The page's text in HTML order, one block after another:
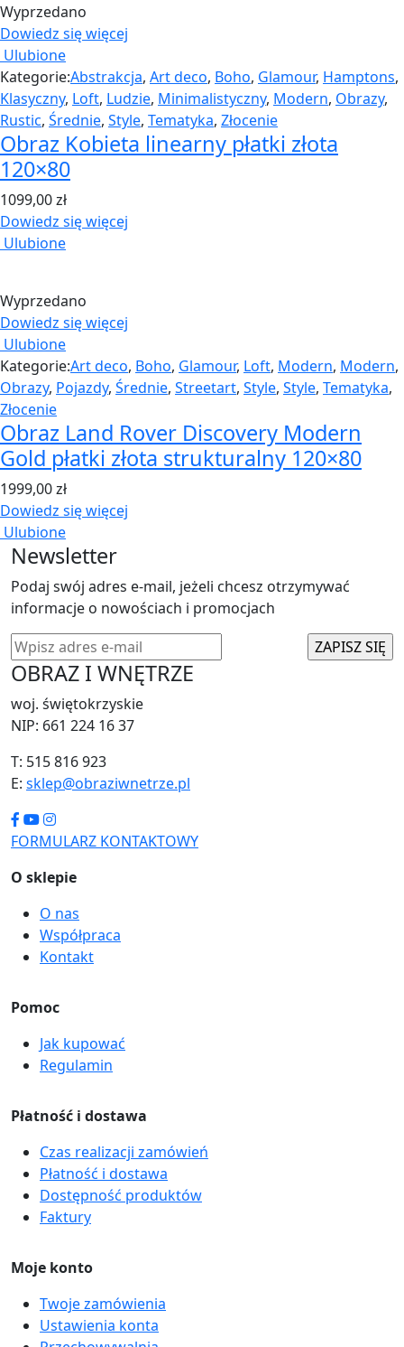
Wyprzedano
Dowiedz się więcej
Ulubione
Kategorie:Abstrakcja, Art deco, Boho, Glamour, Hamptons,
Klasyczny, Loft, Ludzie, Minimalistyczny, Modern, Obrazy,
Rustic, Średnie, Style, Tematyka, Złocenie
Obraz Kobieta linearny płatki złota
120×80
1099,00zł
Dowiedz się więcej
Ulubione
Wyprzedano
Dowiedz się więcej
Ulubione
Kategorie:Art deco, Boho, Glamour, Loft, Modern, Modern,
Obrazy, Pojazdy, Średnie, Streetart, Style, Style, Tematyka,
Złocenie
Obraz Land Rover Discovery Modern
Gold płatki złota strukturalny 120×80
1999,00zł
Dowiedz się więcej
Ulubione
Newsletter
Podaj swój adres e-mail, jeżeli chcesz otrzymywać
informacje o nowościach i promocjach
OBRAZ I WNĘTRZE
woj. świętokrzyskie
NIP: 661 224 16 37
T: 515 816 923
E: sklep@obraziwnetrze.pl
FORMULARZ KONTAKTOWY
O sklepie
O nas
Współpraca
Kontakt
Pomoc
Jak kupować
Regulamin
Płatność i dostawa
Czas realizacji zamówień
Płatność i dostawa
Dostępność produktów
Faktury
Moje konto
Twoje zamówienia
Ustawienia konta